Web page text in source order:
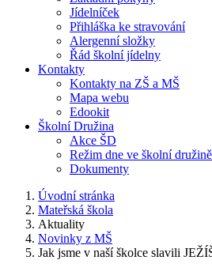
Jídelníček
Přihláška ke stravování
Alergenní složky
Řád školní jídelny
Kontakty
Kontakty na ZŠ a MŠ
Mapa webu
Edookit
Školní Družina
Akce ŠD
Režim dne ve školní družině
Dokumenty
Úvodní stránka
Mateřská škola
Aktuality
Novinky z MŠ
Jak jsme v naší školce slavili